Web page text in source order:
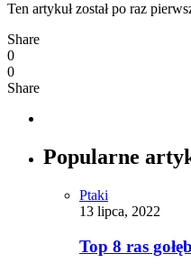
Ten artykuł został po raz
Share
0
0
Share
Popularne
Ptaki
13 lipca, 2022
Top 8 ras